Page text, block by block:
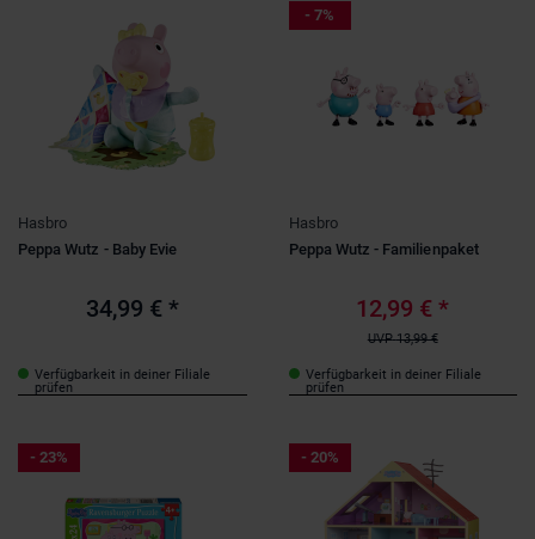
Hasbro
Peppa Wutz - Baby Evie
34,99 € *
Verfügbarkeit in deiner Filiale
prüfen
- 7%
Hasbro
Peppa Wutz - Familienpaket
12,99 € *
UVP 13,99 €
Verfügbarkeit in deiner Filiale
prüfen
- 23% - 20%